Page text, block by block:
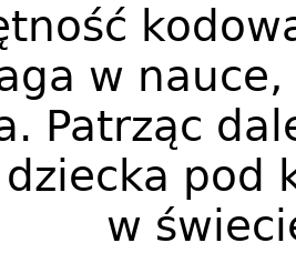
w
Patrząc
pod
w